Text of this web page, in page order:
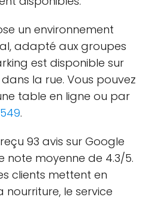
un environnement
adapté aux groupes
est disponible sur
la rue. Vous pouvez
table en ligne ou par
.
93 avis sur Google
note moyenne de 4.3/5.
clients mettent en
le service